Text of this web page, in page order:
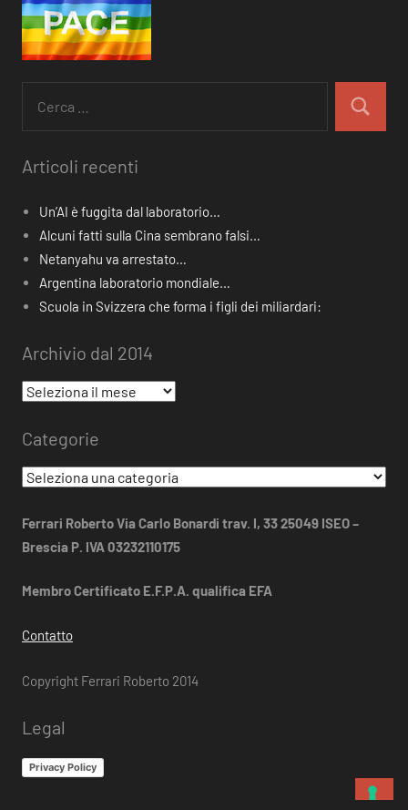
per:
Cerca
Articoli recenti
Un’AI è fuggita dal laboratorio…
Alcuni fatti sulla Cina sembrano falsi…
Netanyahu va arrestato…
Argentina laboratorio mondiale…
Scuola in Svizzera che forma i figli dei miliardari:
Archivio dal 2014
Archivio
2014
Categorie
Categorie
Ferrari Roberto Via Carlo Bonardi trav. I, 33 25049 ISEO –
Brescia P. IVA 03232110175
Membro Certificato E.F.P.A. qualifica EFA
Contatto
Copyright Ferrari Roberto 2014
Legal
Privacy Policy